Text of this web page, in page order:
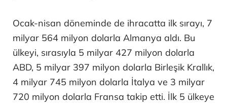
Ocak-nisan döneminde de ihracatta ilk sırayı, 7
milyar 564 milyon dolarla Almanya aldı. Bu
ülkeyi, sırasıyla 5 milyar 427 milyon dolarla
ABD, 5 milyar 397 milyon dolarla Birleşik Krallık,
4 milyar 745 milyon dolarla İtalya ve 3 milyar
720 milyon dolarla Fransa takip etti. İlk 5 ülkeye